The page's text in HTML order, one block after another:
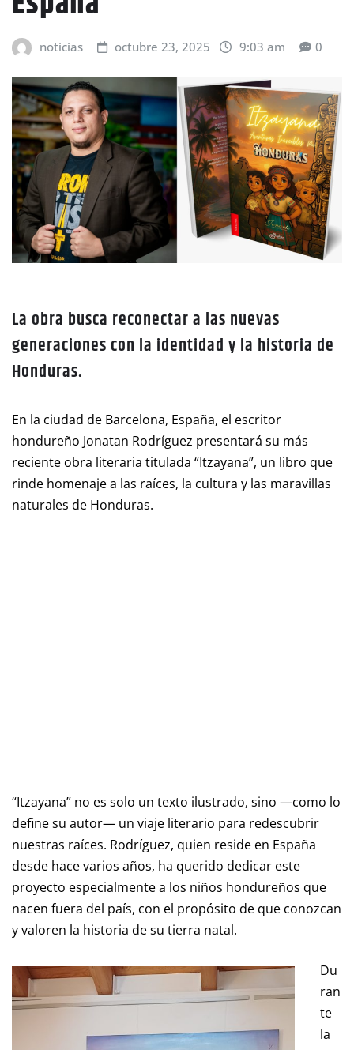
noticias octubre 23, 2025 9:03 am 0
La obra busca reconectar a las nuevas
generaciones con la identidad y la historia de
Honduras.
En la ciudad de Barcelona, España, el escritor
hondureño Jonatan Rodríguez presentará su más
reciente obra literaria titulada “Itzayana”, un libro que
rinde homenaje a las raíces, la cultura y las maravillas
naturales de Honduras.
“Itzayana” no es solo un texto ilustrado, sino —como lo
define su autor— un viaje literario para redescubrir
nuestras raíces. Rodríguez, quien reside en España
desde hace varios años, ha querido dedicar este
proyecto especialmente a los niños hondureños que
nacen fuera del país, con el propósito de que conozcan
y valoren la historia de su tierra natal.
Du
ran
te
la